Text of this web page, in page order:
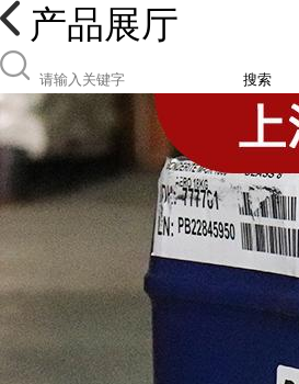
产品展厅
搜索